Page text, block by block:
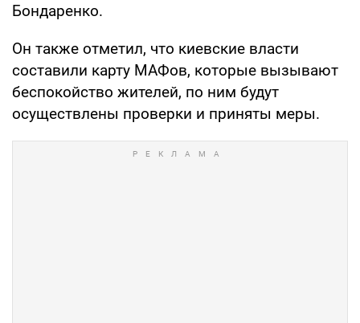
Бондаренко.
Он также отметил, что киевские власти
составили карту МАФов, которые вызывают
беспокойство жителей, по ним будут
осуществлены проверки и приняты меры.